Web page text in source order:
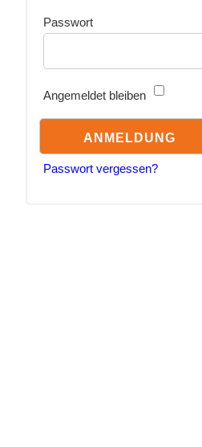
Passwort
Angemeldet bleiben
Passwort vergessen?